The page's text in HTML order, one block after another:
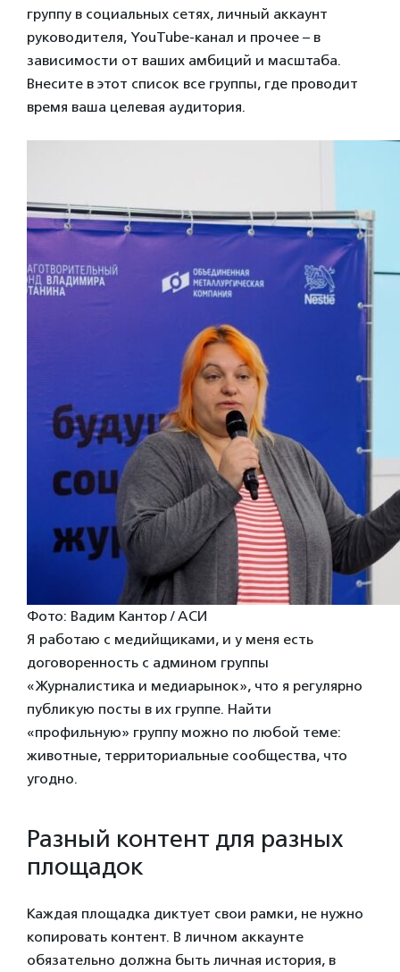
группу в социальных сетях, личный аккаунт
руководителя, YouTube-канал и прочее – в
зависимости от ваших амбиций и масштаба.
Внесите в этот список все группы, где проводит
время ваша целевая аудитория.
Фото: Вадим Кантор / АСИ
Я работаю с медийщиками, и у меня есть
договоренность с админом группы
«Журналистика и медиарынок», что я регулярно
публикую посты в их группе. Найти
«профильную» группу можно по любой теме:
животные, территориальные сообщества, что
угодно.
Разный контент для разных
площадок
Каждая площадка диктует свои рамки, не нужно
копировать контент. В личном аккаунте
обязательно должна быть личная история, в